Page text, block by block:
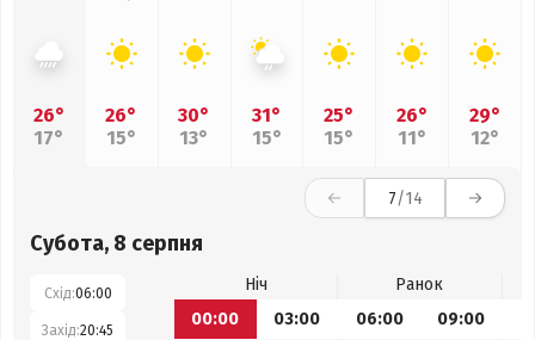
26°
17°
26°
15°
30°
13°
31°
15°
25°
15°
26°
11°
29°
12°
7/14
Субота, 8 серпня
Схід:06:00
Захід:20:45
Ніч
Ранок
00:00
03:00 06:00 09:00